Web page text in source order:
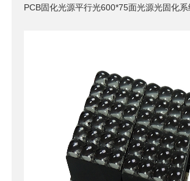
PCB固化光源平行光600*75面光源光固化系